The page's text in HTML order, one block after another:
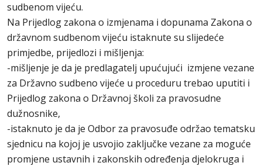
sudbenom vijeću.
Na Prijedlog zakona o izmjenama i dopunama Zakona o
državnom sudbenom vijeću istaknute su slijedeće
primjedbe, prijedlozi i mišljenja:
-mišljenje je da je predlagatelj upućujući izmjene vezane
za Državno sudbeno vijeće u proceduru trebao uputiti i
Prijedlog zakona o Državnoj školi za pravosudne
dužnosnike,
-istaknuto je da je Odbor za pravosuđe održao tematsku
sjednicu na kojoj je usvojio zaključke vezane za moguće
promjene ustavnih i zakonskih određenja djelokruga i